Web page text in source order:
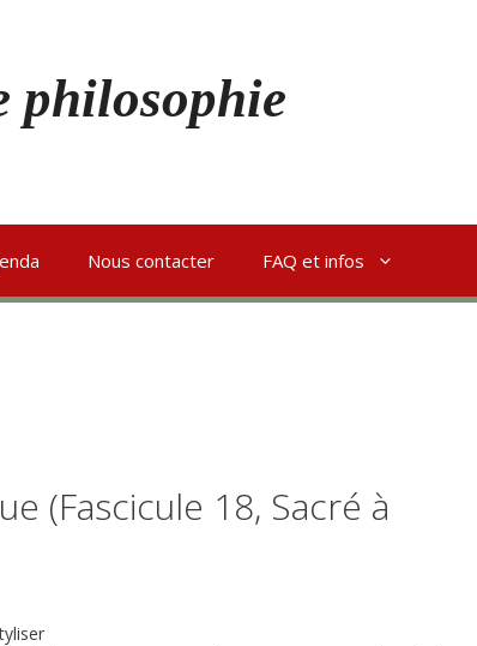
philosophie
Nous contacter FAQ et infos
(Fascicule 18, Sacré à